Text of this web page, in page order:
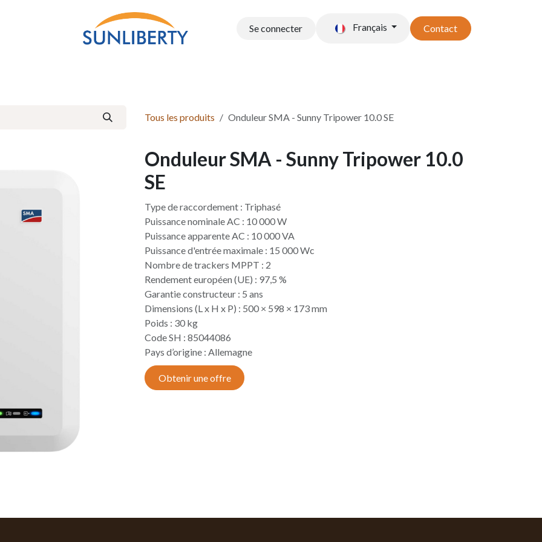
Se connecter Français Contact
Tous les produits Onduleur SMA - Sunny Tripower 10.0 SE
Onduleur SMA - Sunny Tripower 10.0
SE
Type de raccordement : Triphasé
Puissance nominale AC : 10 000 W
Puissance apparente AC : 10 000 VA
Puissance d'entrée maximale : 15 000 Wc
Nombre de trackers MPPT : 2
Rendement européen (UE) : 97,5 %
Garantie constructeur : 5 ans
Dimensions (L x H x P) : 500 × 598 × 173 mm
Poids : 30 kg
Code SH : 85044086
Pays d’origine : Allemagne​
Obtenir une offre